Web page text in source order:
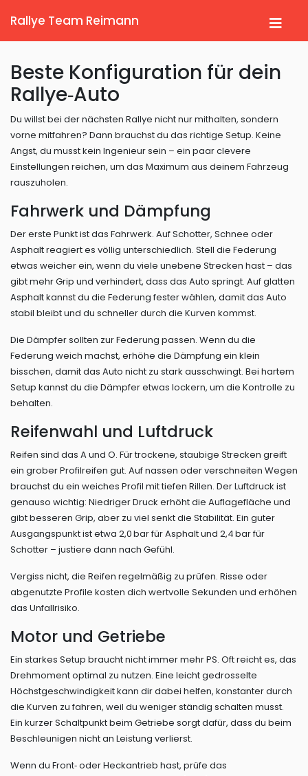
Rallye Team Reimann
Beste Konfiguration für dein
Rallye‑Auto
Du willst bei der nächsten Rallye nicht nur mithalten, sondern
vorne mitfahren? Dann brauchst du das richtige Setup. Keine
Angst, du musst kein Ingenieur sein – ein paar clevere
Einstellungen reichen, um das Maximum aus deinem Fahrzeug
rauszuholen.
Fahrwerk und Dämpfung
Der erste Punkt ist das Fahrwerk. Auf Schotter, Schnee oder
Asphalt reagiert es völlig unterschiedlich. Stell die Federung
etwas weicher ein, wenn du viele unebene Strecken hast – das
gibt mehr Grip und verhindert, dass das Auto springt. Auf glatten
Asphalt kannst du die Federung fester wählen, damit das Auto
stabil bleibt und du schneller durch die Kurven kommst.
Die Dämpfer sollten zur Federung passen. Wenn du die
Federung weich machst, erhöhe die Dämpfung ein klein
bisschen, damit das Auto nicht zu stark ausschwingt. Bei hartem
Setup kannst du die Dämpfer etwas lockern, um die Kontrolle zu
behalten.
Reifenwahl und Luftdruck
Reifen sind das A und O. Für trockene, staubige Strecken greift
ein grober Profilreifen gut. Auf nassen oder verschneiten Wegen
brauchst du ein weiches Profil mit tiefen Rillen. Der Luftdruck ist
genauso wichtig: Niedriger Druck erhöht die Auflagefläche und
gibt besseren Grip, aber zu viel senkt die Stabilität. Ein guter
Ausgangspunkt ist etwa 2,0 bar für Asphalt und 2,4 bar für
Schotter – justiere dann nach Gefühl.
Vergiss nicht, die Reifen regelmäßig zu prüfen. Risse oder
abgenutzte Profile kosten dich wertvolle Sekunden und erhöhen
das Unfallrisiko.
Motor und Getriebe
Ein starkes Setup braucht nicht immer mehr PS. Oft reicht es, das
Drehmoment optimal zu nutzen. Eine leicht gedrosselte
Höchstgeschwindigkeit kann dir dabei helfen, konstanter durch
die Kurven zu fahren, weil du weniger ständig schalten musst.
Ein kurzer Schaltpunkt beim Getriebe sorgt dafür, dass du beim
Beschleunigen nicht an Leistung verlierst.
Wenn du Front‑ oder Heckantrieb hast, prüfe das